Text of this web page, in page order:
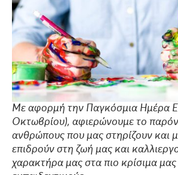
Με αφορμή την Παγκόσμια Ημέρα
Οκτωβρίου), αφιερώνουμε το
ανθρώπους που μας στηρίζουν και
επιδρούν στη ζωή μας και
χαρακτήρα μας στα πιο κρίσιμα